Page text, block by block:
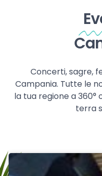
Concerti, sagre,
Campania. Tutte le
la tua regione a 360°
terra